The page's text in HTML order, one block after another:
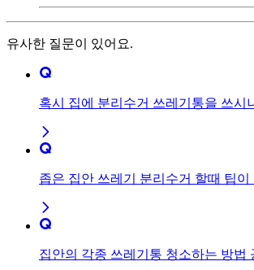
유사한 질문이 있어요.
혹시 집에 분리수거 쓰레기통을 쓰시
좁은 집안 쓰레기 분리수거 할때 팁이
집안의 각종 쓰레기통 청소하는 방법